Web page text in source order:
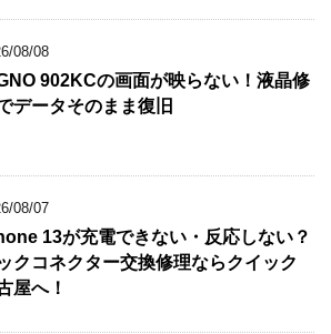
08/08
902KCの画面が映らない！液晶修
データそのまま復旧
08/07
13が充電できない・反応しない？
クコネクター交換修理ならクイック
屋へ！